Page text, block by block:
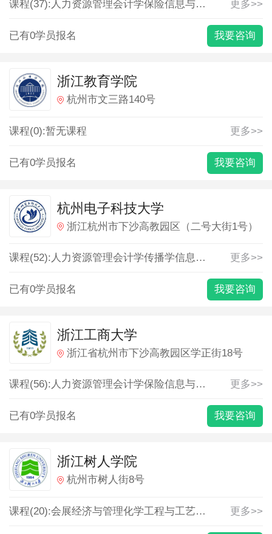
课程(37): 人力资源管理会计学保险信息与计算科学信息管
更多>>
已有0学员报名 我要咨询
浙江教育学院
杭州市文三路140号
课程(0):暂无课程 更多>>
已有0学员报名 我要咨询
杭州电子科技大学
浙江杭州市下沙高教园区（二号大街1号）
课程(52): 人力资源管理会计学传播学信息与计算科学信息
更多>>
已有0学员报名 我要咨询
浙江工商大学
浙江省杭州市下沙高教园区学正街18号
课程(56): 人力资源管理会计学保险信息与计算科学信息安
更多>>
已有0学员报名 我要咨询
浙江树人学院
杭州市树人街8号
课程(20):会展经济与管理化学工程与工艺国际经济与贸易
更多>>